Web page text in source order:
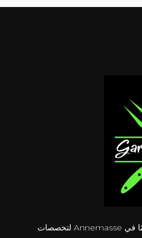
اكتشف أفضل المطاعم تقييمًا في Annemasse لتخصصات